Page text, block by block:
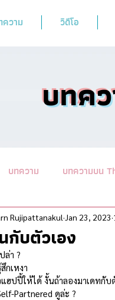
ความ วิดีโอ
บทค
บทความ บทความบน
วYoung นานาสาระอาห
สต์
กับตัวเอง
Rujipattanakul Jan 23, 2023
ล่า ?
กเหงา
ฮปปี้ให้ได้ งั้นถ้าลองมาเดทกับ
Partnered ดูล่ะ ?